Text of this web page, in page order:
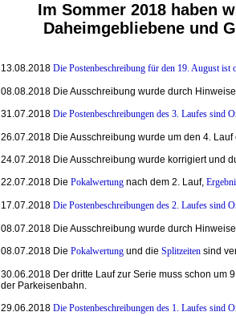
Im Sommer 2018 haben
Daheimgebliebene und
13.08.2018 Die Postenbeschreibung für den 19. August ist
08.08.2018 Die Ausschreibung wurde durch
31.07.2018 Die Postenbeschreibungen des 3. Laufes sind
26.07.2018 Die Ausschreibung wurde um den 4. Lauf
24.07.2018 Die Ausschreibung wurde korrigiert und
22.07.2018 Die Pokalwertung nach dem 2. Lauf,
17.07.2018 Die Postenbeschreibungen des 2. Laufes sind
08.07.2018 Die Ausschreibung wurde durch
08.07.2018 Die Pokalwertung und die Splitzeiten sind
30.06.2018 Der dritte Lauf zur Serie muss schon um
der Parkeisenbahn.
29.06.2018 Die Postenbeschreibungen des 1. Laufes sind